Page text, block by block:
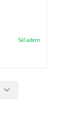
Skladem